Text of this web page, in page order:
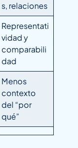
s, relaciones
Representati
vidad y
comparabili
dad
Menos
contexto
del “por
qué”